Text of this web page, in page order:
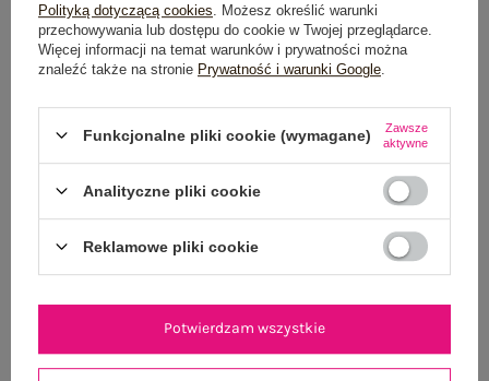
Dostawaod 7,99 zł
Do darmowej dostawy brakuje 200,00 zł
Zamów w ciągu06:14:04 sek.,
a wyślemyjeszcze dzisiaj!
OPIS PRODUKTU
Polityką dotyczącą cookies . Możesz określić warunki
przechowywania lub dostępu do cookie w Twojej przeglądarce.
Więcej informacji na temat warunków i prywatności można
znaleźć także na stronie Prywatność i warunki Google
Funkcjonalne pliki cookie (wymagane)
Zawsze
aktywne
Analityczne pliki cookie
Reklamowe pliki cookie
Potwierdzam wszystkie